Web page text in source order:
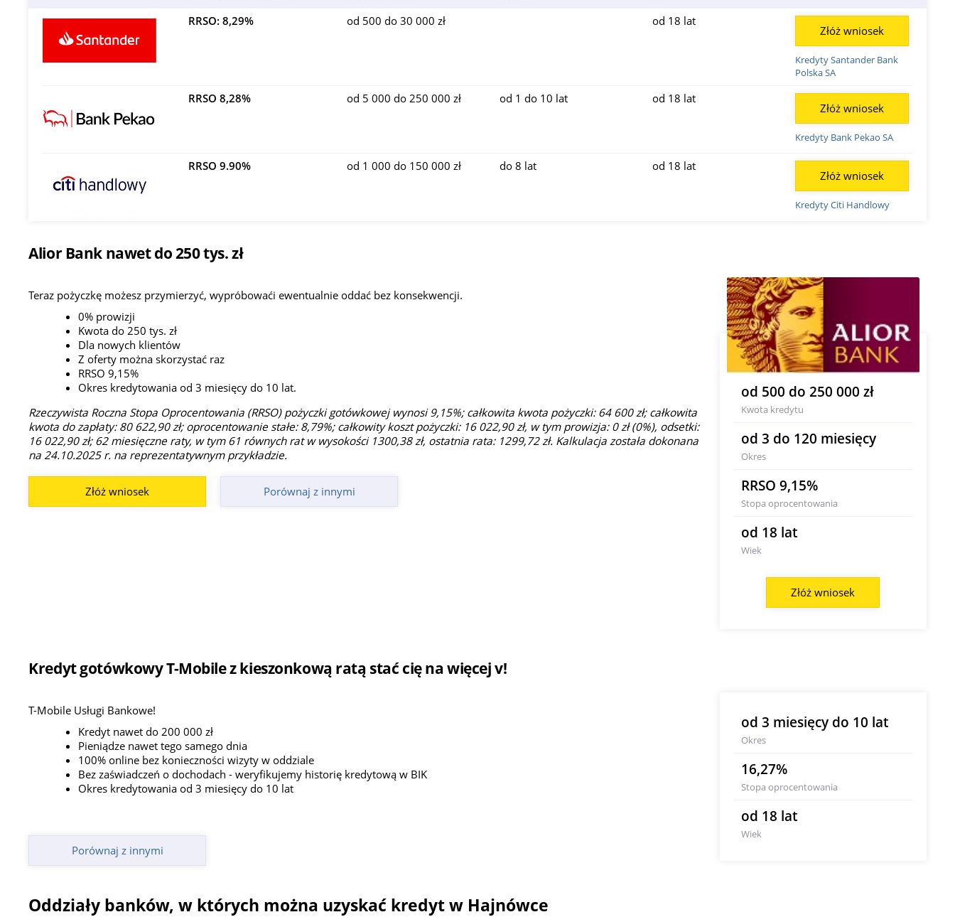
RRSO: 8,29% od 500 do 30 000 zł od 18 lat
Kredyty Santander Bank
Polska SA
Złóż wniosek
RRSO 8,28% od 5 000 do 250 000 zł od 1 do 10 lat od 18 lat
Kredyty Bank Pekao SA
Złóż wniosek
RRSO 9.90% od 1 000 do 150 000 zł do 8 lat od 18 lat
Kredyty Citi Handlowy
Złóż wniosek
Alior Bank nawet do 250 tys. zł
Teraz pożyczkę możesz przymierzyć, wypróbowaći ewentualnie oddać bez konsekwencji.
0% prowizji
Kwota do 250 tys. zł
Dla nowych klientów
Z oferty można skorzystać raz
RRSO 9,15%
Okres kredytowania od 3 miesięcy do 10 lat.
Rzeczywista Roczna Stopa Oprocentowania (RRSO) pożyczki gotówkowej wynosi 9,15%; całkowita kwota pożyczki: 64 600 zł; całkowita
kwota do zapłaty: 80 622,90 zł; oprocentowanie stałe: 8,79%; całkowity koszt pożyczki: 16 022,90 zł, w tym prowizja: 0 zł (0%), odsetki:
16 022,90 zł; 62 miesięczne raty, w tym 61 równych rat w wysokości 1300,38 zł, ostatnia rata: 1299,72 zł. Kalkulacja została dokonana
na 24.10.2025 r. na reprezentatywnym przykładzie.
Złóż wniosek Porównaj z innymi
od 500 do 250 000 zł
Kwota kredytu
od 3 do 120 miesięcy
Okres
RRSO 9,15%
Stopa oprocentowania
od 18 lat
Wiek
Złóż wniosek
Kredyt gotówkowy T-Mobile z kieszonkową ratą stać cię na więcej v!
T-Mobile Usługi Bankowe!
Kredyt nawet do 200 000 zł
Pieniądze nawet tego samego dnia
100% online bez konieczności wizyty w oddziale
Bez zaświadczeń o dochodach - weryfikujemy historię kredytową w BIK
Okres kredytowania od 3 miesięcy do 10 lat
Porównaj z innymi
od 3 miesięcy do 10 lat
Okres
16,27%
Stopa oprocentowania
od 18 lat
Wiek
Oddziały banków, w których można uzyskać kredyt w Hajnówce